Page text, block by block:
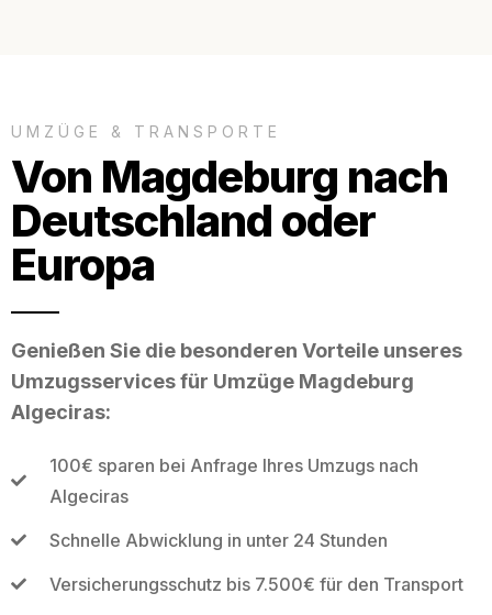
UMZÜGE & TRANSPORTE
Von Magdeburg nach
Deutschland oder
Europa
Genießen Sie die besonderen Vorteile unseres
Umzugsservices für Umzüge Magdeburg
Algeciras:
100€ sparen bei Anfrage Ihres Umzugs nach
Algeciras
Schnelle Abwicklung in unter 24 Stunden
Versicherungsschutz bis 7.500€ für den Transport